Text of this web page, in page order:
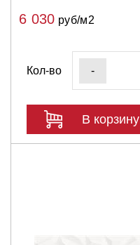
6 030 руб/м2
Кол-во -
В корзину